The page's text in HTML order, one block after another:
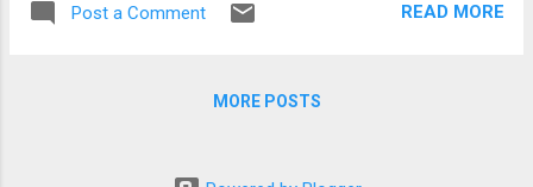
शरीर को किसी भी प्रकार के संक्रमण से लड़ने में मदद
खतरा कम हो जाता है। विटामिन सी की कमी से रोग
Post a Comment READ MORE
MORE POSTS